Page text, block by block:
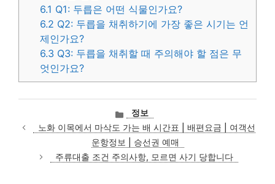
6.1 Q1: 두릅은 어떤 식물인가요?
6.2 Q2: 두릅을 채취하기에 가장 좋은 시기는 언
제인가요?
6.3 Q3: 두릅을 채취할 때 주의해야 할 점은 무
엇인가요?
카
테
고
리
정보
노화 이목에서 마삭도 가는 배 시간표 | 배편요금 | 여객선
운항정보 | 승선권 예매
주류대출 조건 주의사항, 모르면 사기 당합니다